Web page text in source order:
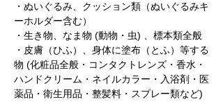
・ぬいぐるみ、クッション類（ぬいぐるみキ
ーホルダー含む）
・生き物、なま物 (動物・虫) 、標本類全般
・皮膚（ひふ）、身体に塗布（とふ）等する
物 (化粧品全般・コンタクトレンズ・香水・
ハンドクリーム・ネイルカラー・入浴剤・医
薬品・衛生用品・整髪料・スプレー類など)